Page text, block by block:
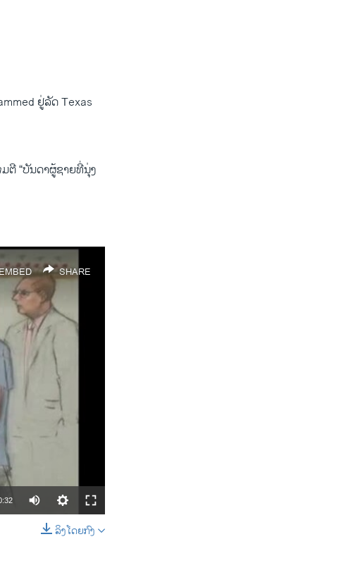
ຢູ່​ລັດ Texas
ຕີ “ບັນດາ​ຜູ້​ຊາຍ​ທີ່​ນຸ່ງ​
SHARE
SHARE
ລິງໂດຍກົງ